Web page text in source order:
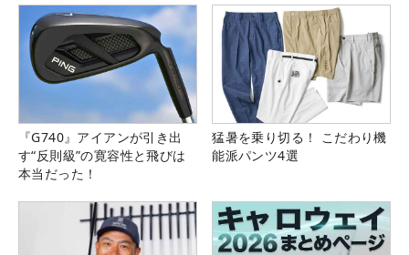
『G740』アイアンが引き出
す“反則級”の寛容性と飛びは
本当だった！
猛暑を乗り切る！ こだわり機
能派パンツ4選